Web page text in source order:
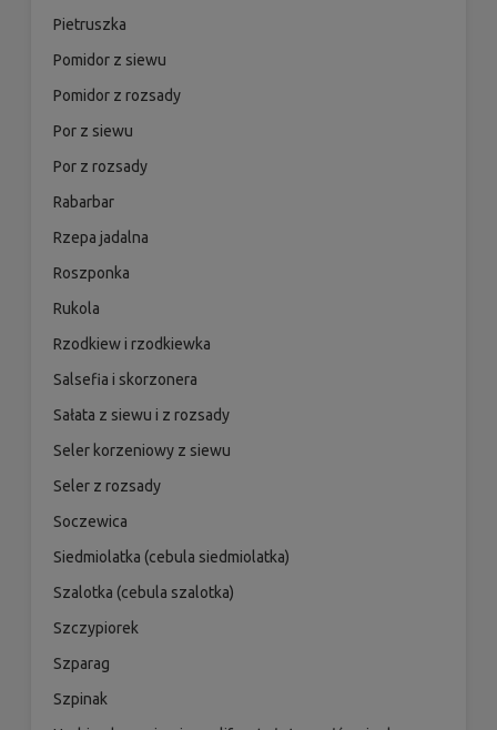
Pietruszka
Pomidor z siewu
Pomidor z rozsady
Por z siewu
Por z rozsady
Rabarbar
Rzepa jadalna
Roszponka
Rukola
Rzodkiew i rzodkiewka
Salsefia i skorzonera
Sałata z siewu i z rozsady
Seler korzeniowy z siewu
Seler z rozsady
Soczewica
Siedmiolatka (cebula siedmiolatka)
Szalotka (cebula szalotka)
Szczypiorek
Szparag
Szpinak